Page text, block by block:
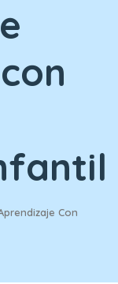
Con